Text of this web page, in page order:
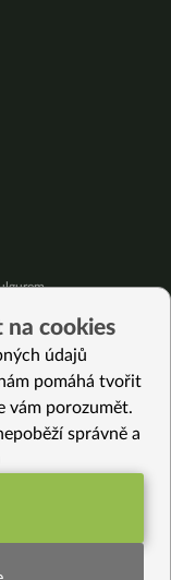
na cookies
údajů
pomáhá tvořit
vám porozumět.
správně a
(vždy